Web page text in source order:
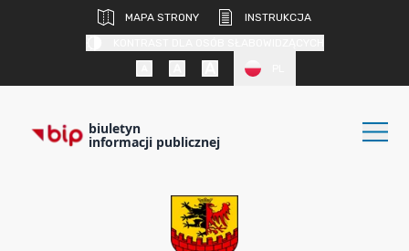
MAPA STRONY
INSTRUKCJA
biuletyn
informacji publicznej